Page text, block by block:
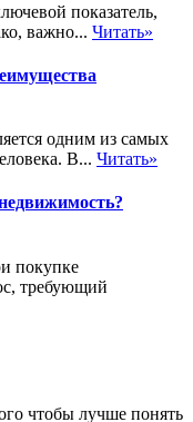
показатель,
важно... Читать»
одним из самых
В... Читать»
покупке
требующий
чтобы лучше понять